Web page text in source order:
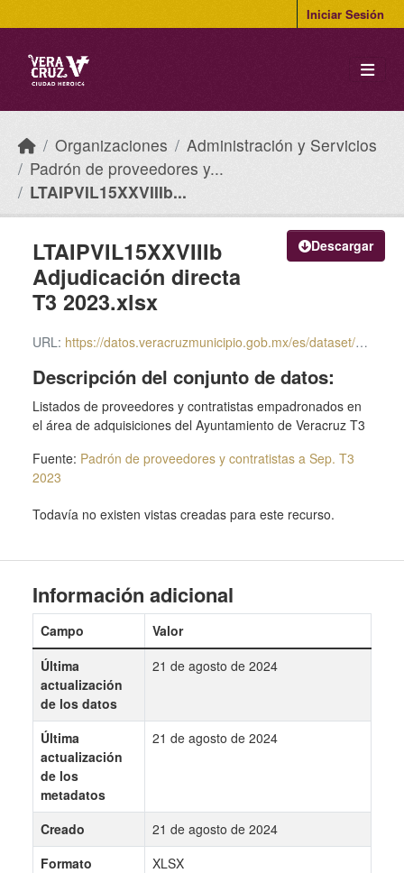
Iniciar Sesión
Organizaciones
Administración y Servicios
Padrón de proveedores y...
LTAIPVIL15XXVIIIb...
Descargar
LTAIPVIL15XXVIIIb
Adjudicación directa
T3 2023.xlsx
URL: https://datos.veracruzmunicipio.gob.mx/es/dataset/0a4c0936-e780-492e-9909-d5a2baac6846/resource/cee32852-21e8-4297-b8c7-4fec4149f5a3/download/ltaipvil15xxviiib-adjudicacion-directa-t3-2023.xlsx
Descripción del conjunto de datos:
Listados de proveedores y contratistas empadronados en
el área de adquisiciones del Ayuntamiento de Veracruz T3
Fuente: Padrón de proveedores y contratistas a Sep. T3
2023
Todavía no existen vistas creadas para este recurso.
Información adicional
Campo
Valor
Última
actualización
de los datos
21 de agosto de 2024
Última
actualización
de los
metadatos
21 de agosto de 2024
Creado
21 de agosto de 2024
Formato
XLSX